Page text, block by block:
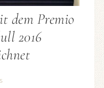
dem Premio
2016